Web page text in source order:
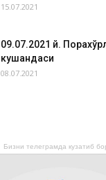
15.07.2021
09.07.2021 й.
кушандаси
08.07.2021
Бизни телеграмда кузатиб